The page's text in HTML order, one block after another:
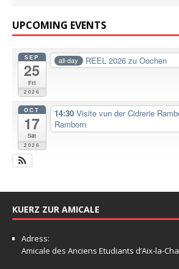
UPCOMING EVENTS
SEP
25
Fri
2026
all-day REEL 2026 zu Oochen
OCT
17
Sat
2026
14:30 Visite vun der Cidrerie
Ramborn
KUERZ ZUR AMICALE
Adress:
Amicale des Anciens Etudiants d’Aix-la-